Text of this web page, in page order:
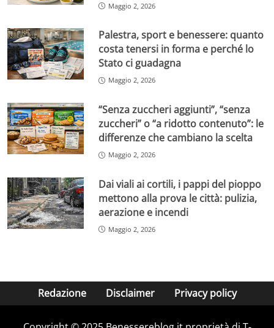
Maggio 2, 2026
Palestra, sport e benessere: quanto
costa tenersi in forma e perché lo
Stato ci guadagna
Maggio 2, 2026
“Senza zuccheri aggiunti”, “senza
zuccheri” o “a ridotto contenuto”: le
differenze che cambiano la scelta
Maggio 2, 2026
Dai viali ai cortili, i pappi del pioppo
mettono alla prova le città: pulizia,
aerazione e incendi
Maggio 2, 2026
Redazione Disclaimer Privacy policy